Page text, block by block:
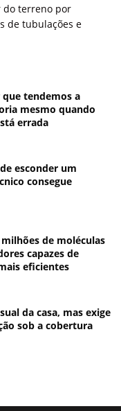
do terreno por
de tubulações e
tendemos a
mesmo quando
errada
esconder um
consegue
de moléculas
capazes de
eficientes
da casa, mas exige
sob a cobertura